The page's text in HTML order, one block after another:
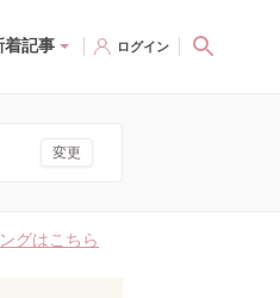
着記事 ログイン
変更
グはこちら